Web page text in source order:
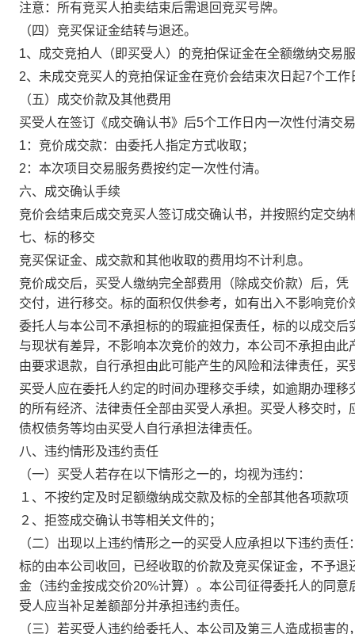
注意：所有竞买人拍卖结束后需退回竞买号牌。
（四）竞买保证金结转与退还。
1、成交竞拍人（即买受人）的竞拍保证金在全额缴纳交易
2、未成交竞买人的竞拍保证金在竞价会结束次日起7个工
（五）成交价款及其他费用
买受人在签订《成交确认书》后5个工作日内一次性付清交
1：竞价成交款：由委托人指定方式收取；
2：本次项目交易服务费按约定一次性付清。
六、成交确认手续
竞价会结束后成交竞买人签订成交确认书，并按照约定交纳
七、标的移交
竞买保证金、成交款和其他收取的费用均不计利息。
竞价成交后，买受人缴纳完全部费用（除成交价款）后，
交付，进行移交。标的面积仅供参考，如有出入不影响竞
委托人与本公司不承担标的的瑕疵担保责任，标的以成交
与现状有差异，不影响本次竞价的效力，本公司不承担由
由要求退款，自行承担由此可能产生的风险和法律责任，
买受人应在委托人约定的时间办理移交手续，如逾期办理
的所有经济、法律责任全部由买受人承担。买受人移交时
债权债务等均由买受人自行承担法律责任。
八、违约情形及违约责任
（一）买受人若存在以下情形之一的，均视为违约：
１、不按约定及时足额缴纳成交款及标的全部其他各项款
２、拒签成交确认书等相关文件的；
（二）出现以上违约情形之一的买受人应承担以下违约责任
标的由本公司收回，已经收取的价款及竞买保证金，不予
金（违约金按成交价20%计算）。本公司征得委托人的同
受人应当补足差额部分并承担违约责任。
（三）若买受人违约给委托人、本公司及第三人造成损害